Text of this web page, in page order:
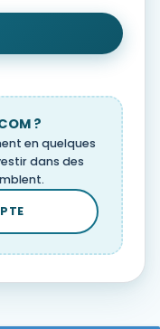
?
en quelques
dans des